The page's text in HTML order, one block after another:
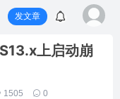
发文章
上启动崩
1505 0